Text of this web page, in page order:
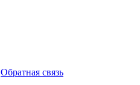
Обратная связь